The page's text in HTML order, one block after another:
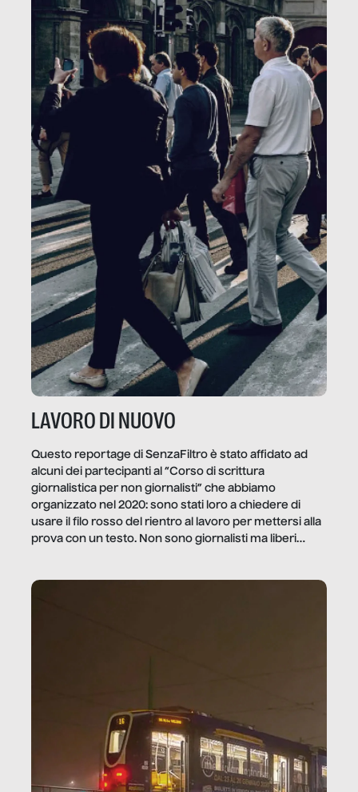
LAVORO DI NUOVO
Questo reportage di SenzaFiltro è stato affidato ad
alcuni dei partecipanti al “Corso di scrittura
giornalistica per non giornalisti” che abbiamo
organizzato nel 2020: sono stati loro a chiedere di
usare il filo rosso del rientro al lavoro per mettersi alla
prova con un testo. Non sono giornalisti ma liberi